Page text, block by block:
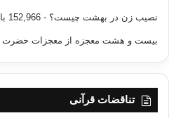
نصیب زن در بهشت چیست؟ - 152,966 بازدید
بیست و هشت معجزه از معجزات حضرت
تناقضات قرآنی